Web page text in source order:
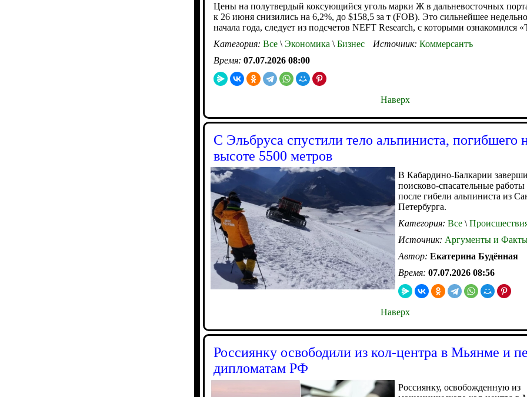
Цены на полутвердый коксующийся уголь марки Ж в дальневосточных
к 26 июня снизились на 6,2%, до $158,5 за т (FOB). Это сильнейшее
начала года, следует из подсчетов NEFT Research, с которыми ознакомился
Категория: Все \ Экономика \ Бизнес Источник: Коммерсантъ
Время: 07.07.2026 08:00
Наверх
С Эльбруса спустили тело альпиниста, погибшего
высоте 5500 метров
В Кабардино-Балкарии
поисково-спасательные
после гибели альпиниста из
Петербурга.
Категория: Все \
Источник: Аргументы и
Автор: Екатерина Будённая
Время: 07.07.2026 08:56
Наверх
Россиянку освободили из кол-центра в Мьянме и
дипломатам РФ
Россиянку, освобожденную из